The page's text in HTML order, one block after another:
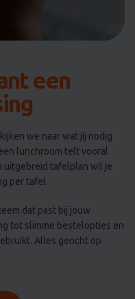
een
lunchroom telt vooral
tafelplan wil je
per tafel.
tot slimme bestelopties en
Alles gericht op